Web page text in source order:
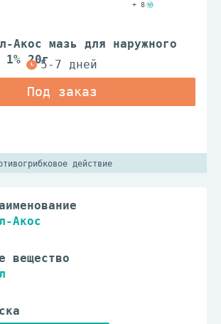
Акос мазь для наружного
1% 20г
+ 8
действие
Акос
вещество